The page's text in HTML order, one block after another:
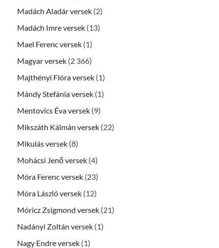
Madách Aladár versek (2)
Madách Imre versek (13)
Mael Ferenc versek (1)
Magyar versek (2 366)
Majthényi Flóra versek (1)
Mándy Stefánia versek (1)
Mentovics Éva versek (9)
Mikszáth Kálmán versek (22)
Mikulás versek (8)
Mohácsi Jenő versek (4)
Móra Ferenc versek (23)
Móra László versek (12)
Móricz Zsigmond versek (21)
Nadányi Zoltán versek (1)
Nagy Endre versek (1)